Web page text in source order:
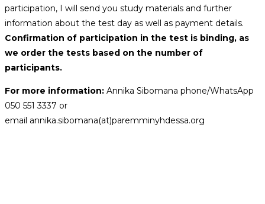
participation, I will send you study materials and further
information about the test day as well as payment details.
Confirmation of participation in the test is binding, as
we order the tests based on the number of
participants.
For more information: Annika Sibomana phone/WhatsApp
050 551 3337 or
email annika.sibomana(at)paremminyhdessa.org